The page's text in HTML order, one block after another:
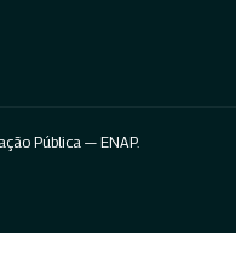
Pública — ENAP.